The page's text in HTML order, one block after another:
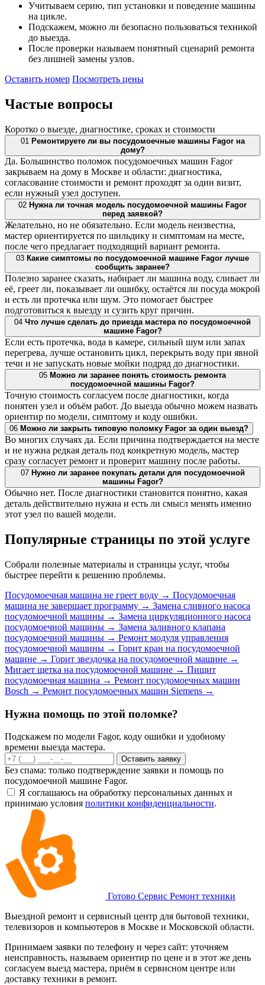
Учитываем серию, тип установки и поведение машины
на цикле.
Подскажем, можно ли безопасно пользоваться техникой
до выезда.
После проверки называем понятный сценарий ремонта
без лишней замены узлов.
Оставить номер Посмотреть цены
Частые вопросы
Коротко о выезде, диагностике, сроках и стоимости
01 Ремонтируете ли вы посудомоечные машины Fagor на
дому?
Да. Большинство поломок посудомоечных машин Fagor
закрываем на дому в Москве и области: диагностика,
согласование стоимости и ремонт проходят за один визит,
если нужный узел доступен.
02 Нужна ли точная модель посудомоечной машины Fagor
перед заявкой?
Желательно, но не обязательно. Если модель неизвестна,
мастер ориентируется по шильдику и симптомам на месте,
после чего предлагает подходящий вариант ремонта.
03 Какие симптомы по посудомоечной машине Fagor лучше
сообщить заранее?
Полезно заранее сказать, набирает ли машина воду, сливает ли
её, греет ли, показывает ли ошибку, остаётся ли посуда мокрой
и есть ли протечка или шум. Это помогает быстрее
подготовиться к выезду и сузить круг причин.
04 Что лучше сделать до приезда мастера по посудомоечной
машине Fagor?
Если есть протечка, вода в камере, сильный шум или запах
перегрева, лучше остановить цикл, перекрыть воду при явной
течи и не запускать новые мойки подряд до диагностики.
05 Можно ли заранее понять стоимость ремонта
посудомоечной машины Fagor?
Точную стоимость согласуем после диагностики, когда
понятен узел и объём работ. До выезда обычно можем назвать
ориентир по модели, симптому и коду ошибки.
06 Можно ли закрыть типовую поломку Fagor за один выезд?
Во многих случаях да. Если причина подтверждается на месте
и не нужна редкая деталь под конкретную модель, мастер
сразу согласует ремонт и проверит машину после работы.
07 Нужно ли заранее покупать детали для посудомоечной
машины Fagor?
Обычно нет. После диагностики становится понятно, какая
деталь действительно нужна и есть ли смысл менять именно
этот узел по вашей модели.
Популярные страницы по этой услуге
Собрали полезные материалы и страницы услуг, чтобы
быстрее перейти к решению проблемы.
Посудомоечная машина не греет воду → Посудомоечная
машина не завершает программу → Замена сливного насоса
посудомоечной машины → Замена циркуляционного насоса
посудомоечной машины → Замена заливного клапана
посудомоечной машины → Ремонт модуля управления
посудомоечной машины → Горит кран на посудомоечной
машине → Горит звездочка на посудомоечной машине →
Мигает щетка на посудомоечной машине → Пищит
посудомоечная машина → Ремонт посудомоечных машин
Bosch → Ремонт посудомоечных машин Siemens →
Нужна помощь по этой поломке?
Подскажем по модели Fagor, коду ошибки и удобному
времени выезда мастера.
Оставить заявку
Без спама: только подтверждение заявки и помощь по
посудомоечной машине Fagor.
Я соглашаюсь на обработку персональных данных и
принимаю условия политики конфиденциальности.
Готово Сервис Ремонт техники
Выездной ремонт и сервисный центр для бытовой техники,
телевизоров и компьютеров в Москве и Московской области.
Принимаем заявки по телефону и через сайт: уточняем
неисправность, называем ориентир по цене и в этот же день
согласуем выезд мастера, приём в сервисном центре или
доставку техники в ремонт.